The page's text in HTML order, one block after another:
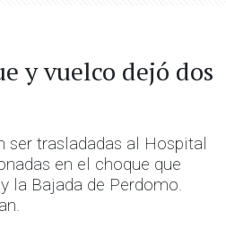
y vuelco dejó dos
ser trasladadas al Hospital
en el choque que
la Bajada de Perdomo.